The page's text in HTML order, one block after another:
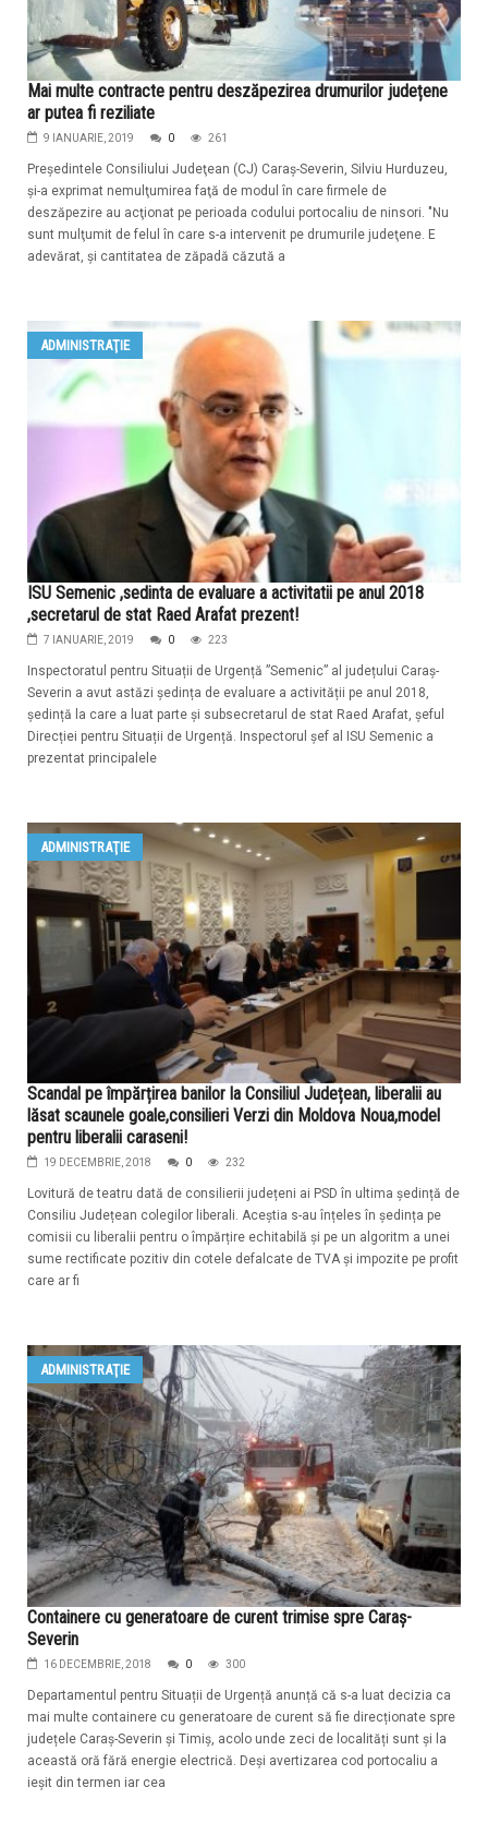
Mai multe contracte pentru deszăpezirea drumurilor județene
ar putea fi reziliate
9 IANUARIE, 2019 0 261
Preşedintele Consiliului Judeţean (CJ) Caraş-Severin, Silviu Hurduzeu,
şi-a exprimat nemulţumirea faţă de modul în care firmele de
deszăpezire au acţionat pe perioada codului portocaliu de ninsori. "Nu
sunt mulţumit de felul în care s-a intervenit pe drumurile judeţene. E
adevărat, şi cantitatea de zăpadă căzută a
ADMINISTRAŢIE
ISU Semenic ,sedinta de evaluare a activitatii pe anul 2018
,secretarul de stat Raed Arafat prezent!
7 IANUARIE, 2019 0 223
Inspectoratul pentru Situații de Urgență ”Semenic” al județului Caraș-
Severin a avut astăzi ședința de evaluare a activității pe anul 2018,
ședință la care a luat parte și subsecretarul de stat Raed Arafat, șeful
Direcției pentru Situații de Urgență. Inspectorul șef al ISU Semenic a
prezentat principalele
ADMINISTRAŢIE
Scandal pe împărțirea banilor la Consiliul Județean, liberalii au
lăsat scaunele goale,consilieri Verzi din Moldova Noua,model
pentru liberalii caraseni!
19 DECEMBRIE, 2018 0 232
Lovitură de teatru dată de consilierii județeni ai PSD în ultima ședință de
Consiliu Județean colegilor liberali. Aceștia s-au înțeles în ședința pe
comisii cu liberalii pentru o împărțire echitabilă și pe un algoritm a unei
sume rectificate pozitiv din cotele defalcate de TVA și impozite pe profit
care ar fi
ADMINISTRAŢIE
Containere cu generatoare de curent trimise spre Caraș-
Severin
16 DECEMBRIE, 2018 0 300
Departamentul pentru Situații de Urgență anunță că s-a luat decizia ca
mai multe containere cu generatoare de curent să fie direcționate spre
județele Caraș-Severin și Timiș, acolo unde zeci de localități sunt și la
această oră fără energie electrică. Deși avertizarea cod portocaliu a
ieșit din termen iar cea